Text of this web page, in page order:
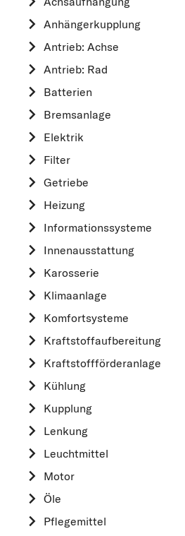
Anhängerkupplung
Antrieb: Achse
Antrieb: Rad
Batterien
Bremsanlage
Elektrik
Filter
Getriebe
Heizung
Informationssysteme
Innenausstattung
Karosserie
Klimaanlage
Komfortsysteme
Kraftstoff­aufbereitung
Kraftstoff­förderanlage
Kühlung
Kupplung
Lenkung
Leuchtmittel
Motor
Öle
Pflegemittel